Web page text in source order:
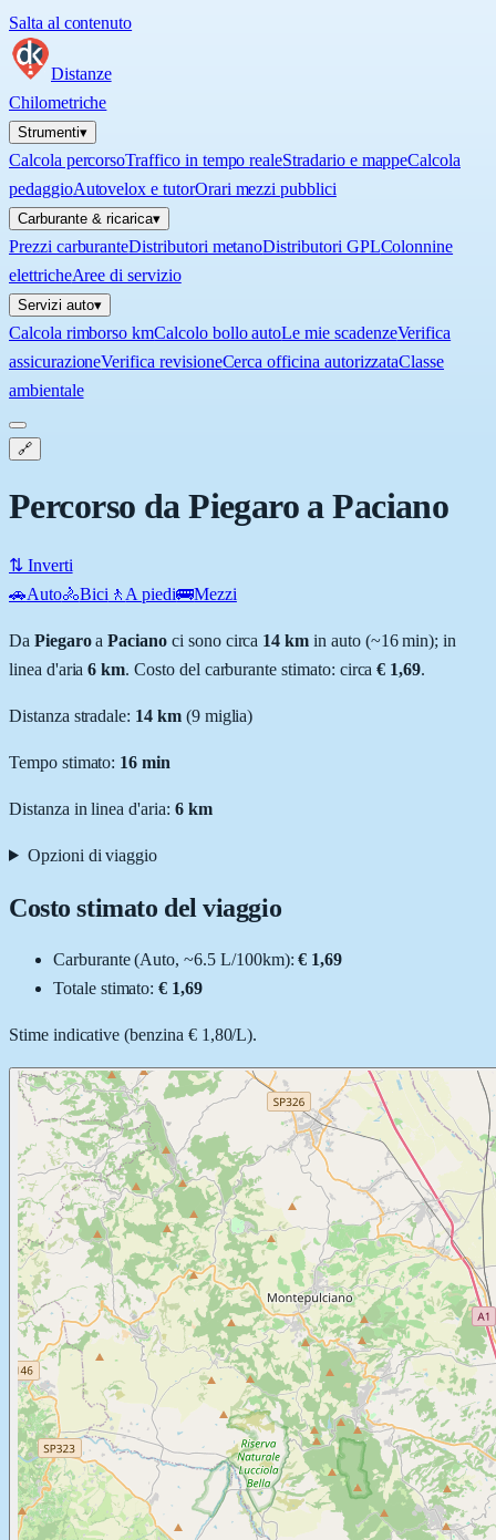
Salta al contenuto
Distanze
Chilometriche
Strumenti▾
Calcola percorsoTraffico in tempo realeStradario e mappeCalcola
pedaggioAutovelox e tutorOrari mezzi pubblici
Carburante & ricarica▾
Prezzi carburanteDistributori metanoDistributori GPLColonnine
elettricheAree di servizio
Servizi auto▾
Calcola rimborso kmCalcolo bollo autoLe mie scadenzeVerifica
assicurazioneVerifica revisioneCerca officina autorizzataClasse
ambientale
🔗
Percorso da Piegaro a Paciano
⇅ Inverti
🚗Auto🚴Bici 🚶 A piedi🚌Mezzi
Da PiegaroaPaciano ci sono circa 14 km in auto (~16 min); in
linea d'aria6 km. Costo del carburante stimato: circa € 1,69.
Distanza stradale: 14 km (9miglia)
Tempo stimato: 16 min
Distanza in linea d'aria: 6km
Opzioni di viaggio
Costo stimato del viaggio
Carburante (Auto, ~6.5 L/100km): € 1,69
Totale stimato:€ 1,69
Stime indicative (benzina € 1,80/L).